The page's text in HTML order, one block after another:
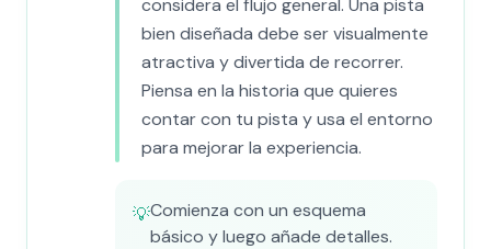
considera el flujo general. Una pista
bien diseñada debe ser visualmente
atractiva y divertida de recorrer.
Piensa en la historia que quieres
contar con tu pista y usa el entorno
para mejorar la experiencia.
💡Comienza con un esquema
básico y luego añade detalles.